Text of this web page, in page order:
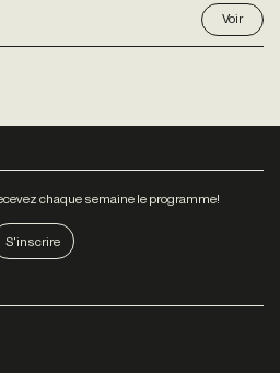
Voir
chaque semaine le programme!